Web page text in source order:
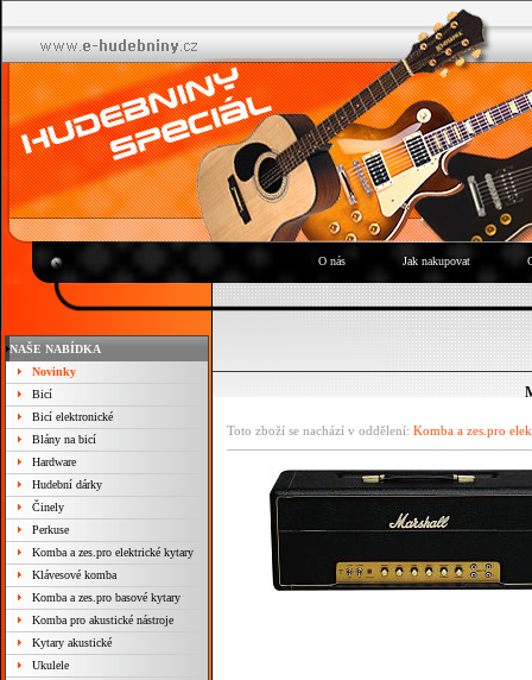
O nás Jak nakupovat
NAŠE NABÍDKA
Novinky
Bicí
Bicí elektronické
Blány na bicí
Hardware
Hudební dárky
Činely
Perkuse
Komba a zes.pro elektrické kytary
Klávesové komba
Komba a zes.pro basové kytary
Komba pro akustické nástroje
Kytary akustické
Ukulele
Toto zboží se nachází v oddělení: Komba a zes.pro